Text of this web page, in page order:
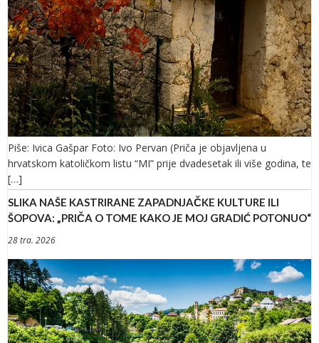
Piše: Ivica Gašpar Foto: Ivo Pervan (Priča je objavljena u
hrvatskom katoličkom listu “MI” prije dvadesetak ili više godina, te
[…]
SLIKA NAŠE KASTRIRANE ZAPADNJAČKE KULTURE ILI
ŠOPOVA: „PRIČA O TOME KAKO JE MOJ GRADIĆ POTONUO“
28 tra. 2026